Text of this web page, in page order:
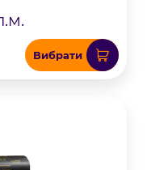
Вибрати